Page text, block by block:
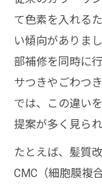
て色素を入れる
い傾向がありま
部補修を同時に
サつきやごわつ
では、この違い
提案が多く見られ
たとえば、髪質
CMC（細胞膜複